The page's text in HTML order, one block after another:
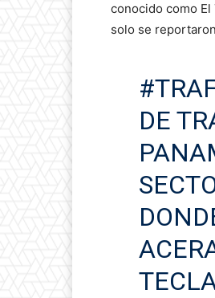
conocido como
solo se
DE